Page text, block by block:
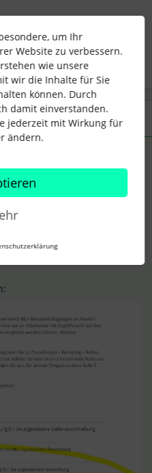
Älteste zuerst
E-Mail von Personio,
nicht, wo ich das eingestellt
um Ihr
Website zu verbessern.
wie unsere
wir die Inhalte für Sie
können. Durch
damit einverstanden.
jederzeit mit Wirkung für
ändern.